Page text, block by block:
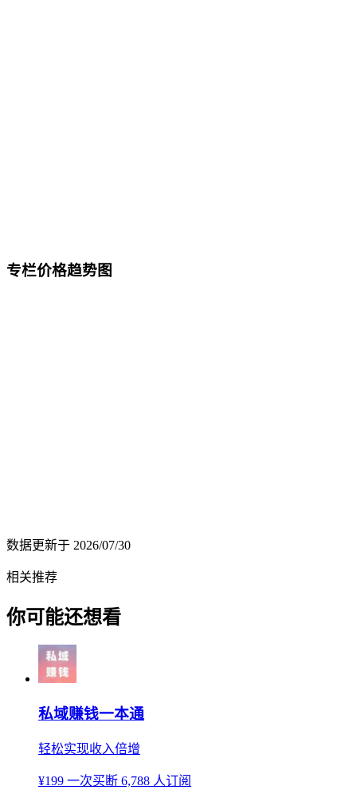
专栏价格趋势图
数据更新于 2026/07/30
相关推荐
你可能还想看
私域赚钱一本通
轻松实现收入倍增
¥199 一次买断 6,788 人订阅